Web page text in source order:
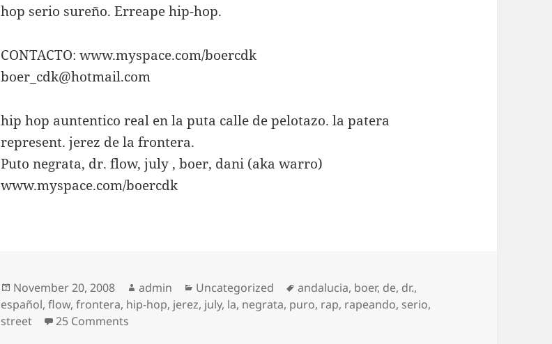
hop serio sureño. Erreape hip-hop.
CONTACTO: www.myspace.com/boercdk
boer_cdk@hotmail.com
hip hop auntentico real en la puta calle de pelotazo. la patera
represent. jerez de la frontera.
Puto negrata, dr. flow, july , boer, dani (aka warro)
www.myspace.com/boercdk
Posted
on
November 20, 2008 Author
admin Categories
Uncategorized Tags
andalucia, boer, de, dr.,
español,flow,frontera, hip-hop, jerez, july, la, negrata, puro, rap, rapeando, serio,
street
25 Comments